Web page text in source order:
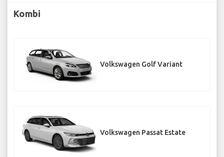
Kombi
Volkswagen Golf Variant
Volkswagen Passat Estate